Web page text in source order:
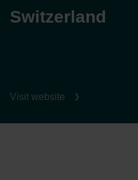
Switzerland
Visit website